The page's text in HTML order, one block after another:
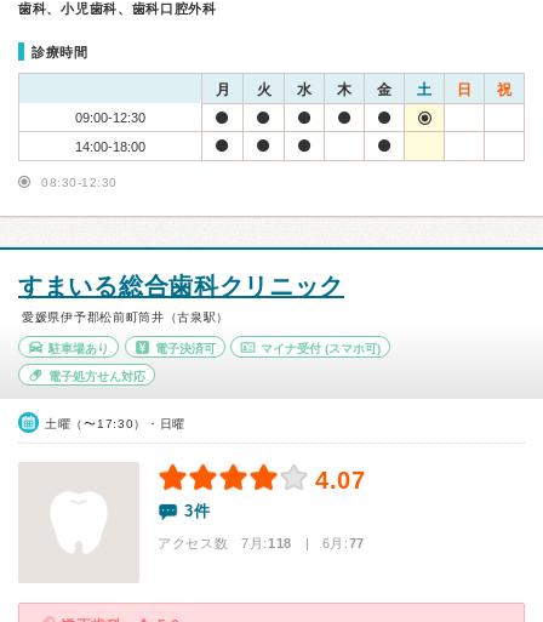
歯科、小児歯科、歯科口腔外科
診療時間
月 火 水 木 金 土 日 祝
09:00-12:30
14:00-18:00
08:30-12:30
すまいる総合歯科クリニック
愛媛県伊予郡松前町筒井（古泉駅）
駐車場あり 電子決済可 マイナ受付 (スマホ可)
電子処方せん対応
土曜（〜17:30）・日曜
4.07
3件
アクセス数 7月:118 | 6月:77